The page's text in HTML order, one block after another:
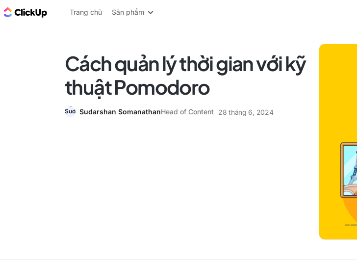
ClickUp Blog
Trang chủ Sản phẩm
Cách quản lý thời gian với kỹ
thuật Pomodoro
Sudarshan SomanathanHead of Content 28 tháng 6, 2024